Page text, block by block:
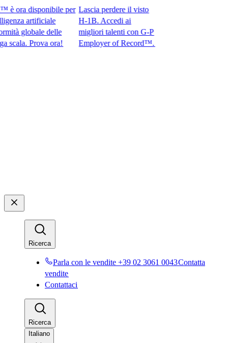
disponibile per
artificiale
globale delle
Prova ora!​​
Lascia perdere il visto
H-1B. Accedi ai
migliori talenti con G-P
Employer of Record™.​​
Ricerca​​
Parla con le vendite +39 02 3061 0043​​Contatta
vendite​​
Contattaci​​
Ricerca​​
Italiano